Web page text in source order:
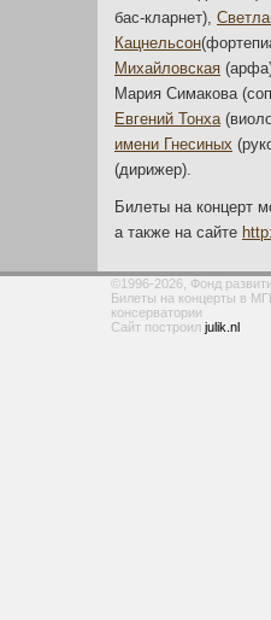
бас-кларнет),
Кацнельсон
Михайловская
Мария Симакова
Евгений Тонха
имени Гнесиных
(дирижер).
Билеты на концерт
а также на сайте
©1996-2026, Фонд
Билеты на концерты в
консерватории
Сайт построил julik.nl